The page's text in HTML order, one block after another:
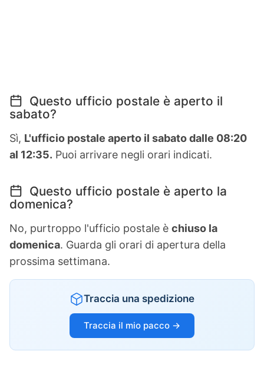
Questo ufficio postale è aperto il
sabato?
Sì, L'ufficio postale aperto il sabato dalle 08:20
al 12:35. Puoi arrivare negli orari indicati.
Questo ufficio postale è aperto la
domenica?
No, purtroppo l'ufficio postale è chiuso la
domenica. Guarda gli orari di apertura della
prossima settimana.
Traccia una spedizione
Traccia il mio pacco →